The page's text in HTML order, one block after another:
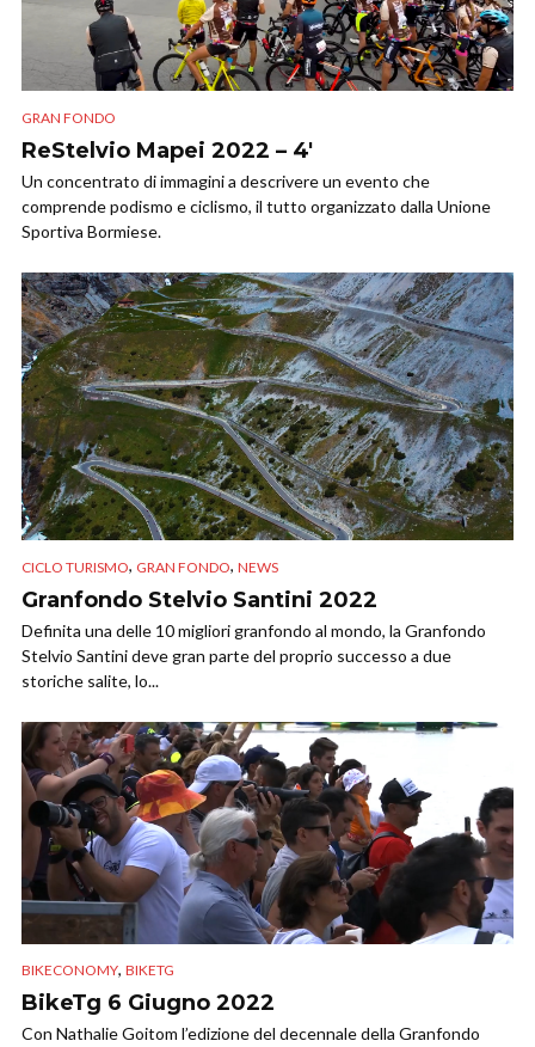
GRAN FONDO
ReStelvio Mapei 2022 – 4′
Un concentrato di immagini a descrivere un evento che
comprende podismo e ciclismo, il tutto organizzato dalla Unione
Sportiva Bormiese.
CICLO TURISMO, GRAN FONDO, NEWS
Granfondo Stelvio Santini 2022
Definita una delle 10 migliori granfondo al mondo, la Granfondo
Stelvio Santini deve gran parte del proprio successo a due
storiche salite, lo...
BIKECONOMY, BIKETG
BikeTg 6 Giugno 2022
Con Nathalie Goitom l’edizione del decennale della Granfondo